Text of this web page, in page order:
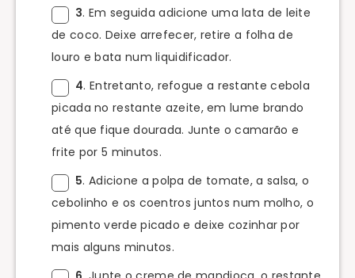
3. Em seguida adicione uma lata de leite
de coco. Deixe arrefecer, retire a folha de
louro e bata num liquidificador.
4. Entretanto, refogue a restante cebola
picada no restante azeite, em lume brando
até que fique dourada. Junte o camarão e
frite por 5 minutos.
5. Adicione a polpa de tomate, a salsa, o
cebolinho e os coentros juntos num molho, o
pimento verde picado e deixe cozinhar por
mais alguns minutos.